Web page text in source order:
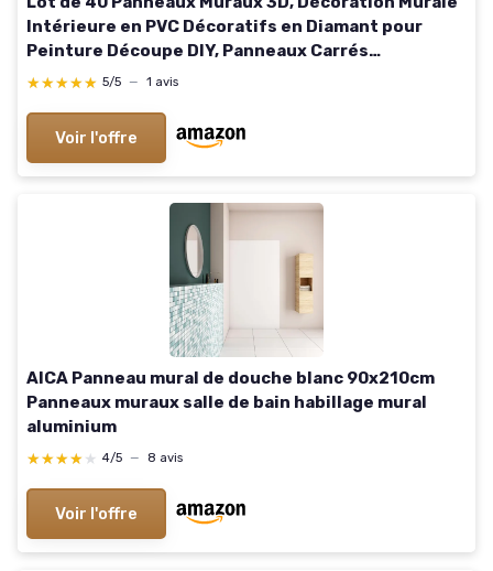
Intérieure en PVC Décoratifs en Diamant pour
Peinture Découpe DIY, Panneaux Carrés
Autocollants 50 x 50 cm (10 ㎡,Blanc) 10 ㎡ Blanc
★★★★★
★★★★★ 5/5 — 1 avis
Voir l'offre
AICA Panneau mural de douche blanc 90x210cm
Panneaux muraux salle de bain habillage mural
aluminium
★★★★★
★★★★★ 4/5 — 8 avis
Voir l'offre